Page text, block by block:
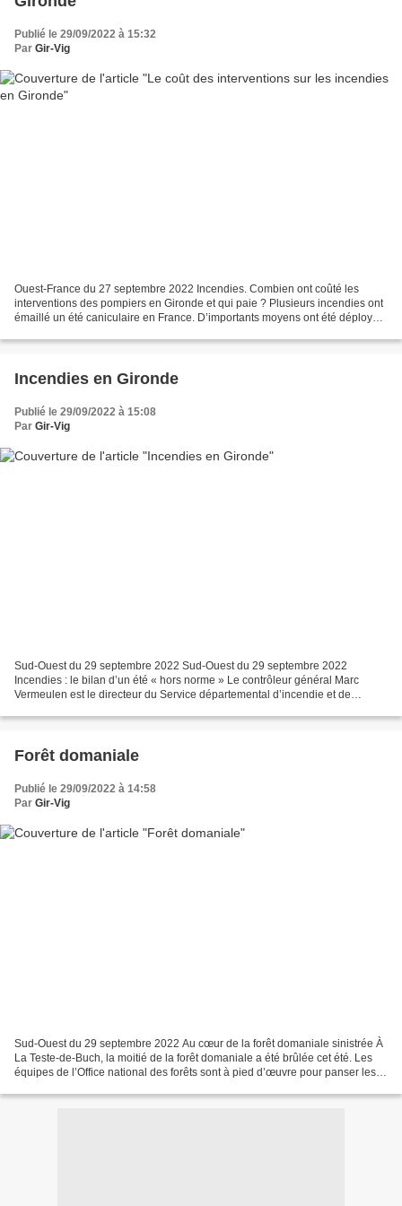
Publié le 29/09/2022 à 15:32
Par Gir-Vig
Ouest-France du 27 septembre 2022 Incendies. Combien ont coûté les
interventions des pompiers en Gironde et qui paie ? Plusieurs incendies ont
émaillé un été caniculaire en France. D’importants moyens ont été déployés.
Incendies en Gironde
Publié le 29/09/2022 à 15:08
Par Gir-Vig
Sud-Ouest du 29 septembre 2022 Sud-Ouest du 29 septembre 2022
Incendies : le bilan d’un été « hors norme » Le contrôleur général Marc
Vermeulen est le directeur du Service départemental d’incendie et de
Forêt domaniale
Publié le 29/09/2022 à 14:58
Par Gir-Vig
Sud-Ouest du 29 septembre 2022 Au cœur de la forêt domaniale sinistrée À
La Teste-de-Buch, la moitié de la forêt domaniale a été brûlée cet été. Les
équipes de l’Office national des forêts sont à pied d’œuvre pour panser les